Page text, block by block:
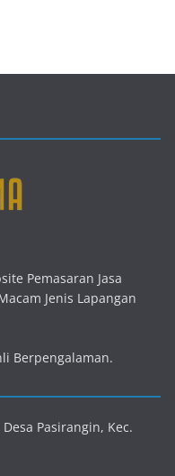
Pemasaran Jasa
Jenis Lapangan
Berpengalaman.
Pasirangin, Kec.